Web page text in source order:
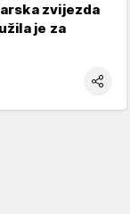
zvijezda
je za